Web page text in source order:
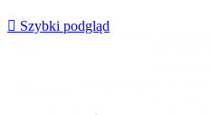
 Szybki podgląd